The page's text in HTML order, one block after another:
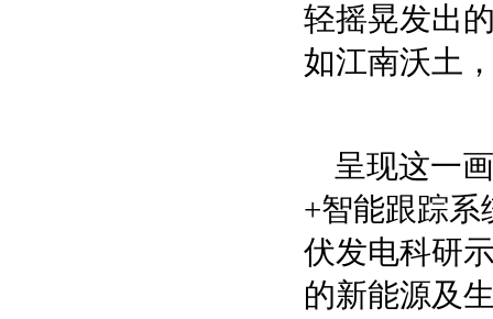
轻摇晃发出
如江南沃土
呈现这一
+智能跟踪系
伏发电科研
的新能源及